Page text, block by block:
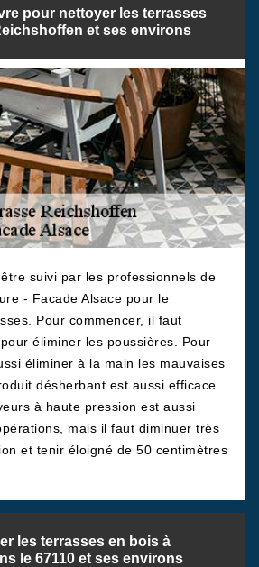
pour nettoyer les terrasses
et ses environs
suivi par les professionnels de
- Facade Alsace pour le
Pour commencer, il faut
éliminer les poussières. Pour
éliminer à la main les mauvaises
désherbant est aussi efficace.
à haute pression est aussi
mais il faut diminuer très
et tenir éloigné de 50 centimètres
les terrasses en bois à
le 67110 et ses environs